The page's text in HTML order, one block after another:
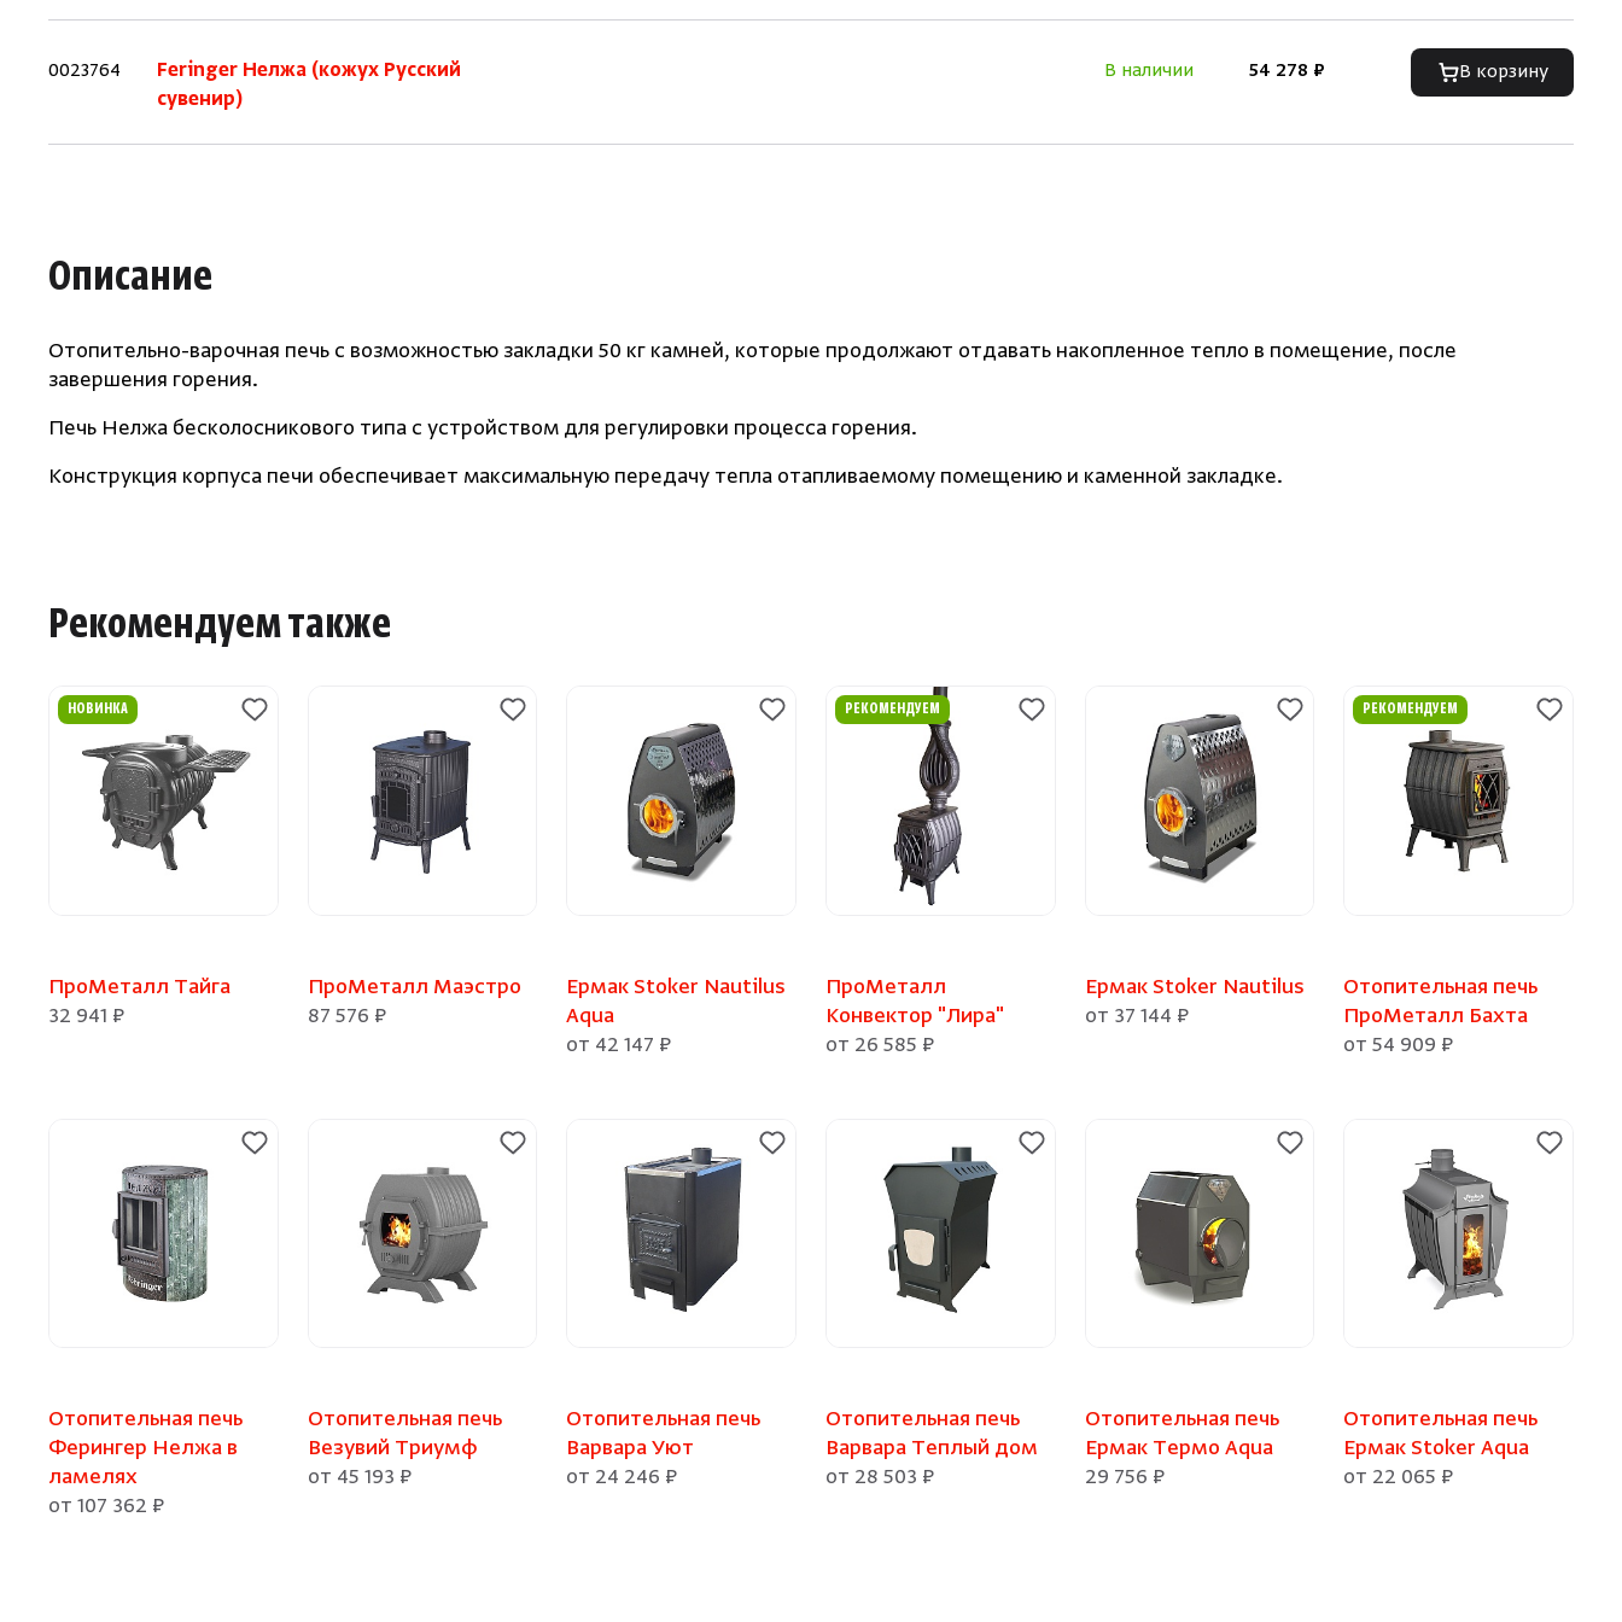
0023764
Feringer Нелжа (кожух Русский
сувенир)
В наличии 54 278 ₽ В корзину
Описание
Отопительно-варочная печь с возможностью закладки 50 кг камней, которые продолжают отдавать накопленное тепло в помещение, после
завершения горения.
Печь Нелжа бесколосникового типа с устройством для регулировки процесса горения.
Конструкция корпуса печи обеспечивает максимальную передачу тепла отапливаемому помещению и каменной закладке.
Рекомендуем также
НОВИНКА
ПроМеталл Тайга
32 941 ₽
ПроМеталл Маэстро
87 576 ₽
Ермак Stoker Nautilus
Aqua
от 42 147 ₽
РЕКОМЕНДУЕМ
ПроМеталл
Конвектор "Лира"
от 26 585 ₽
Ермак Stoker Nautilus
от 37 144 ₽
РЕКОМЕНДУЕМ
Отопительная печь
ПроМеталл Бахта
от 54 909 ₽
Отопительная печь
Ферингер Нелжа в
ламелях
от 107 362 ₽
Отопительная печь
Везувий Триумф
от 45 193 ₽
Отопительная печь
Варвара Уют
от 24 246 ₽
Отопительная печь
Варвара Теплый дом
от 28 503 ₽
Отопительная печь
Ермак Термо Aqua
29 756 ₽
Отопительная печь
Ермак Stoker Aqua
от 22 065 ₽